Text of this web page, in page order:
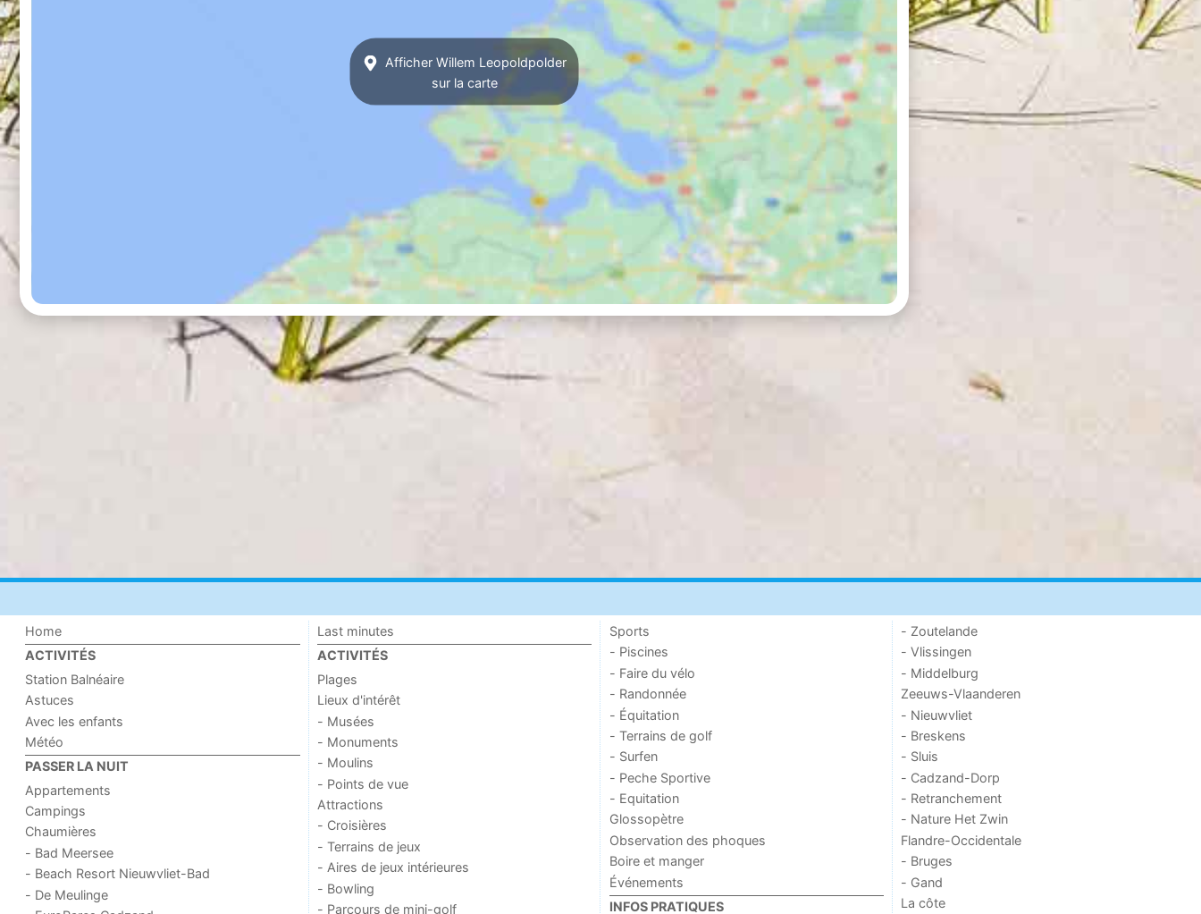
Afficher Willem Leopoldpolder
sur la carte
Home
ACTIVITÉS
Station Balnéaire
Astuces
Avec les enfants
Météo
PASSER LA NUIT
Appartements
Campings
Chaumières
- Bad Meersee
- Beach Resort Nieuwvliet-Bad
- De Meulinge
Last minutes
ACTIVITÉS
Plages
Lieux d'intérêt
- Musées
- Monuments
- Moulins
- Points de vue
Attractions
- Croisières
- Terrains de jeux
- Aires de jeux intérieures
- Bowling
- Parcours de mini-golf
Sports
- Piscines
- Faire du vélo
- Randonnée
- Équitation
- Terrains de golf
- Surfen
- Peche Sportive
- Equitation
Glossopètre
Observation des phoques
Boire et manger
Événements
INFOS PRATIQUES
- Zoutelande
- Vlissingen
- Middelburg
Zeeuws-Vlaanderen
- Nieuwvliet
- Breskens
- Sluis
- Cadzand-Dorp
- Retranchement
- Nature Het Zwin
Flandre-Occidentale
- Bruges
- Gand
La côte